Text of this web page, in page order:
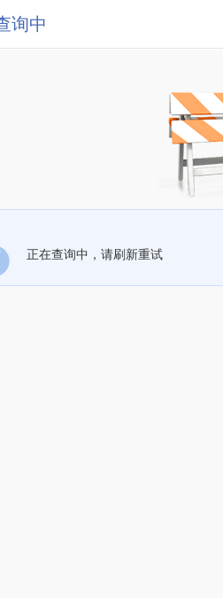
询中
正在查询中，请刷新重试